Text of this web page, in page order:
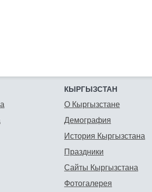
КЫРГЫЗСТАН
О Кыргызстане
Демография
История Кыргызстана
Праздники
Сайты Кыргызстана
Фотогалерея